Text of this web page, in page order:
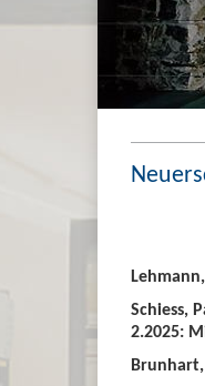
Schiess,
2.2025: